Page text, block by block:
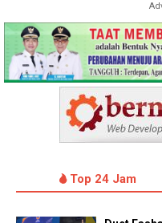
Top 24 Jam